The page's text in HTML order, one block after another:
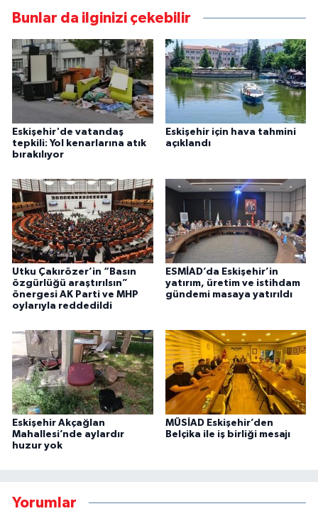
Bunlar da ilginizi çekebilir
Eskişehir'de vatandaş
tepkili: Yol kenarlarına atık
bırakılıyor
Eskişehir için hava tahmini
açıklandı
Utku Çakırözer’in “Basın
özgürlüğü araştırılsın”
önergesi AK Parti ve MHP
oylarıyla reddedildi
ESMİAD’da Eskişehir’in
yatırım, üretim ve istihdam
gündemi masaya yatırıldı
Eskişehir Akçağlan
Mahallesi’nde aylardır
huzur yok
MÜSİAD Eskişehir’den
Belçika ile iş birliği mesajı
Yorumlar